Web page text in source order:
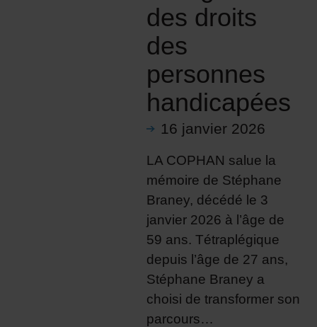
des droits
des
personnes
handicapées
16 janvier 2026
LA COPHAN salue la
mémoire de Stéphane
Braney, décédé le 3
janvier 2026 à l’âge de
59 ans. Tétraplégique
depuis l’âge de 27 ans,
Stéphane Braney a
choisi de transformer son
parcours…